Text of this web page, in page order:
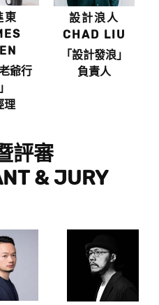
東
爺行
理
設計浪人
CHAD LIU
「設計發浪」
負責人
評審
& JURY